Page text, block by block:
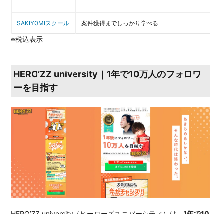
SAKIYOMIスクール 案件獲得までしっかり学べる
※税込表示
HERO’ZZ university｜1年で10万人のフォロワ
ーを目指す